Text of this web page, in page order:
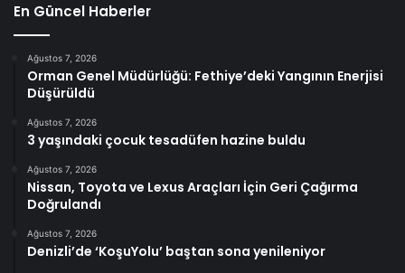
En Güncel Haberler
Ağustos 7, 2026
Orman Genel Müdürlüğü: Fethiye’deki Yangının Enerjisi
Düşürüldü
Ağustos 7, 2026
3 yaşındaki çocuk tesadüfen hazine buldu
Ağustos 7, 2026
Nissan, Toyota ve Lexus Araçları İçin Geri Çağırma
Doğrulandı
Ağustos 7, 2026
Denizli’de ‘KoşuYolu’ baştan sona yenileniyor